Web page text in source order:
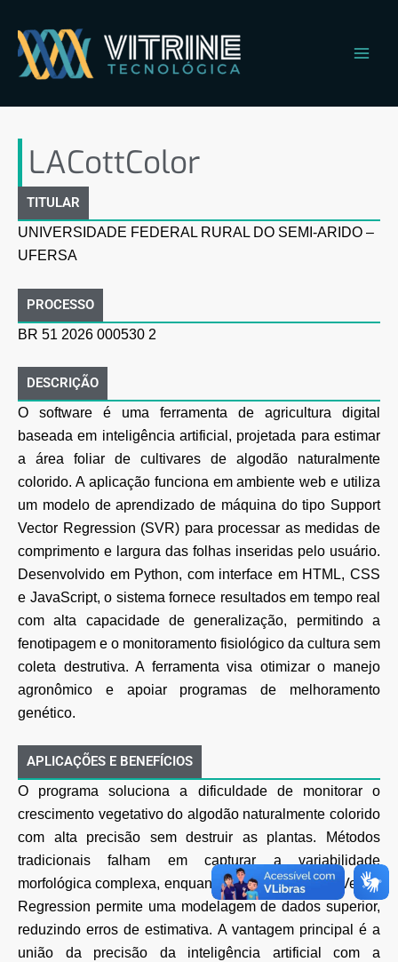
para
conteúdo
LACottColor
TITULAR
UNIVERSIDADE FEDERAL RURAL DO SEMI-ARIDO –
UFERSA
PROCESSO
BR 51 2026 000530 2
DESCRIÇÃO
O software é uma ferramenta de agricultura digital
baseada em inteligência artificial, projetada para estimar
a área foliar de cultivares de algodão naturalmente
colorido. A aplicação funciona em ambiente web e utiliza
um modelo de aprendizado de máquina do tipo Support
Vector Regression (SVR) para processar as medidas de
comprimento e largura das folhas inseridas pelo usuário.
Desenvolvido em Python, com interface em HTML, CSS
e JavaScript, o sistema fornece resultados em tempo real
com alta capacidade de generalização, permitindo a
fenotipagem e o monitoramento fisiológico da cultura sem
coleta destrutiva. A ferramenta visa otimizar o manejo
agronômico e
apoiar programas de melhoramento
genético.
APLICAÇÕES E BENEFÍCIOS
O programa soluciona a dificuldade de monitorar o
crescimento vegetativo do algodão naturalmente colorido
com alta precisão sem destruir as plantas. Métodos
tradicionais falham em capturar a
variabilidade
morfológica complexa, enquanto o uso do Support Vector
Regression permite uma modelagem de dados superior,
reduzindo erros de estimativa. A vantagem principal é a
união da
precisão da inteligência artificial com a